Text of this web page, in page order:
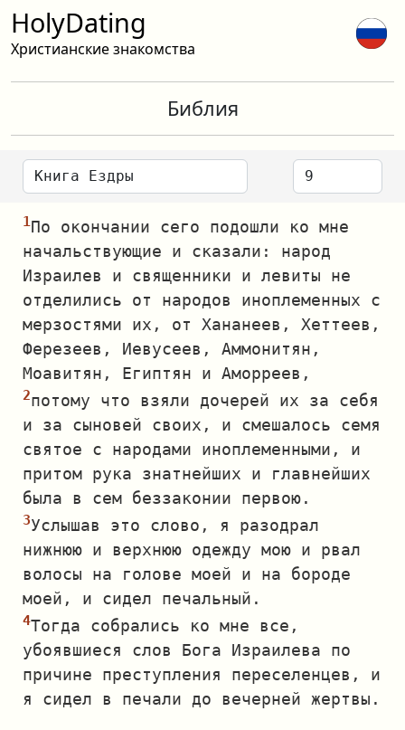
HolyDating
Христианские знакомства
Библия
По окончании сего подошли ко мне
начальствующие и сказали: народ
Израилев и священники и левиты не
отделились от народов иноплеменных с
мерзостями их, от Хананеев, Хеттеев,
Ферезеев, Иевусеев, Аммонитян,
Моавитян, Египтян и Аморреев,
потому что взяли дочерей их за себя
и за сыновей своих, и смешалось семя
святое с народами иноплеменными, и
притом рука знатнейших и главнейших
была в сем беззаконии первою.
Услышав это слово, я разодрал
нижнюю и верхнюю одежду мою и рвал
волосы на голове моей и на бороде
моей, и сидел печальный.
Тогда собрались ко мне все,
убоявшиеся слов Бога Израилева по
причине преступления переселенцев, и
я сидел в печали до вечерней жертвы.